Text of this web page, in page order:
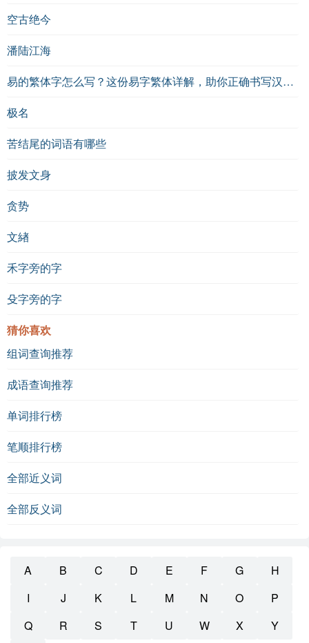
空古绝今
潘陆江海
易的繁体字怎么写？这份易字繁体详解，助你正确书写汉字_汉字繁体学习
极名
苦结尾的词语有哪些
披发文身
贪势
文緖
禾字旁的字
殳字旁的字
猜你喜欢
组词查询推荐
成语查询推荐
单词排行榜
笔顺排行榜
全部近义词
全部反义词
A B C D E F G
H
I
J K L M N O
P
Q
R S T U W X Y